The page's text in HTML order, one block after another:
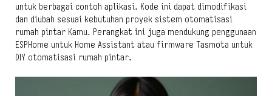
untuk berbagai contoh aplikasi. Kode ini dapat dimodifikasi
dan diubah sesuai kebutuhan proyek sistem otomatisasi
rumah pintar Kamu. Perangkat ini juga mendukung penggunaan
ESPHome untuk Home Assistant atau firmware Tasmota untuk
DIY otomatisasi rumah pintar.